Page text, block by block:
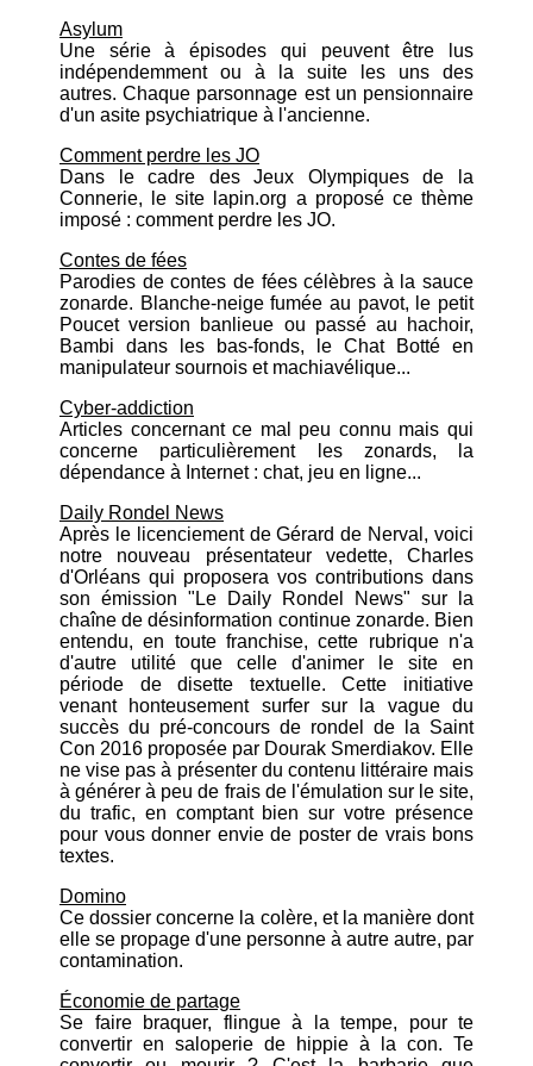
Asylum
Une série à épisodes qui peuvent être lus
indépendemment ou à la suite les uns des
autres. Chaque parsonnage est un pensionnaire
d'un asite psychiatrique à l'ancienne.
Comment perdre les JO
Dans le cadre des Jeux Olympiques de la
Connerie, le site lapin.org a proposé ce thème
imposé : comment perdre les JO.
Contes de fées
Parodies de contes de fées célèbres à la sauce
zonarde. Blanche-neige fumée au pavot, le petit
Poucet version banlieue ou passé au hachoir,
Bambi dans les bas-fonds, le Chat Botté en
manipulateur sournois et machiavélique...
Cyber-addiction
Articles concernant ce mal peu connu mais qui
concerne particulièrement les zonards, la
dépendance à Internet : chat, jeu en ligne...
Daily Rondel News
Après le licenciement de Gérard de Nerval, voici
notre nouveau présentateur vedette, Charles
d'Orléans qui proposera vos contributions dans
son émission "Le Daily Rondel News" sur la
chaîne de désinformation continue zonarde. Bien
entendu, en toute franchise, cette rubrique n'a
d'autre utilité que celle d'animer le site en
période de disette textuelle. Cette initiative
venant honteusement surfer sur la vague du
succès du pré-concours de rondel de la Saint
Con 2016 proposée par Dourak Smerdiakov. Elle
ne vise pas à présenter du contenu littéraire mais
à générer à peu de frais de l'émulation sur le site,
du trafic, en comptant bien sur votre présence
pour vous donner envie de poster de vrais bons
textes.
Domino
Ce dossier concerne la colère, et la manière dont
elle se propage d'une personne à autre autre, par
contamination.
Économie de partage
Se faire braquer, flingue à la tempe, pour te
convertir en saloperie de hippie à la con. Te